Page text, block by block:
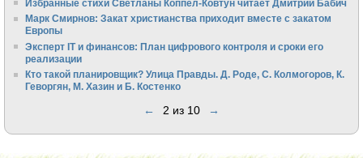
Избранные стихи Светланы Коппел-Ковтун читает Дмитрий Бабич
Марк Смирнов: Закат христианства приходит вместе с закатом
Европы
Эксперт IT и финансов: План цифрового контроля и сроки его
реализации
Кто такой планировщик? Улица Правды. Д. Роде, С. Колмогоров, К.
Геворгян, М. Хазин и Б. Костенко
← 2 из 10 →